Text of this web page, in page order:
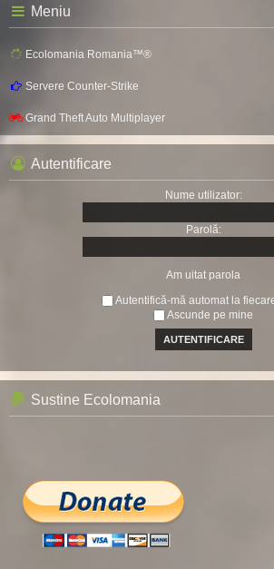
Meniu
Ecolomania Romania™®
Servere Counter-Strike
Grand Theft Auto Multiplayer
Autentificare
Nume utilizator:
Parolă:
Am uitat parola
Autentifică-mă automat la
Ascunde pe mine
Sustine Ecolomania